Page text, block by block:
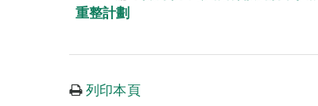
重整計劃
列印本頁